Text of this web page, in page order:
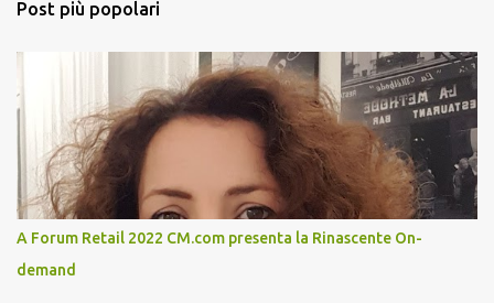
Post più popolari
A Forum Retail 2022 CM.com presenta la Rinascente On-
demand